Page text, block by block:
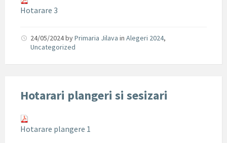
Hotarare 3
24/05/2024byPrimaria Jilava in Alegeri 2024,
Uncategorized
Hotarari plangeri si sesizari
Hotarare plangere 1